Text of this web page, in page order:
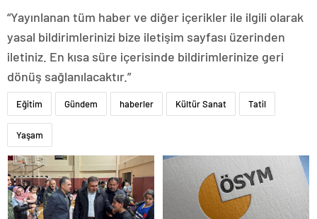
“Yayınlanan tüm haber ve diğer içerikler ile ilgili olarak
yasal bildirimlerinizi bize iletişim sayfası üzerinden
iletiniz. En kısa süre içerisinde bildirimlerinize geri
dönüş sağlanılacaktır.”
Eğitim Gündem haberler Kültür Sanat Tatil
Yaşam